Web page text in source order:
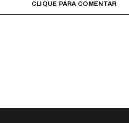
CLIQUE PARA COMENTAR